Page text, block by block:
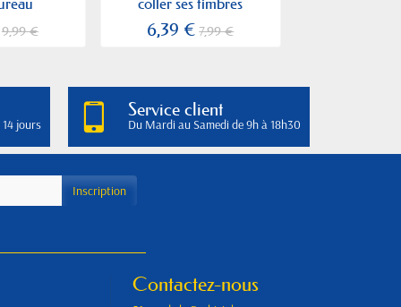
9,99 € 6,39 € 7,99 €
jours
Service client
Du Mardi au Samedi de 9h à 18h30
Contactez-nous